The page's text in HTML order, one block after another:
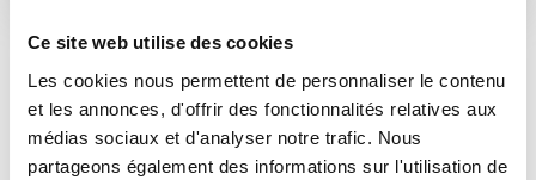
Ce site web utilise des cookies
Les cookies nous permettent de personnaliser le contenu
et les annonces, d'offrir des fonctionnalités relatives aux
médias sociaux et d'analyser notre trafic. Nous
partageons également des informations sur l'utilisation de
ARTICLES LIÉS
Actualités